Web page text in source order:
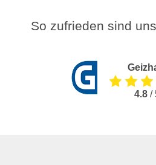
So zufrieden sind
4.8/